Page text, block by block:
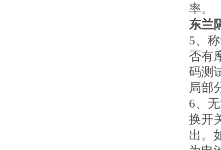
率。
东兰
5、
否有
码测
局部
6、
换开
出。